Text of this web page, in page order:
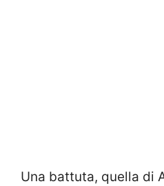
Una battuta, quella di